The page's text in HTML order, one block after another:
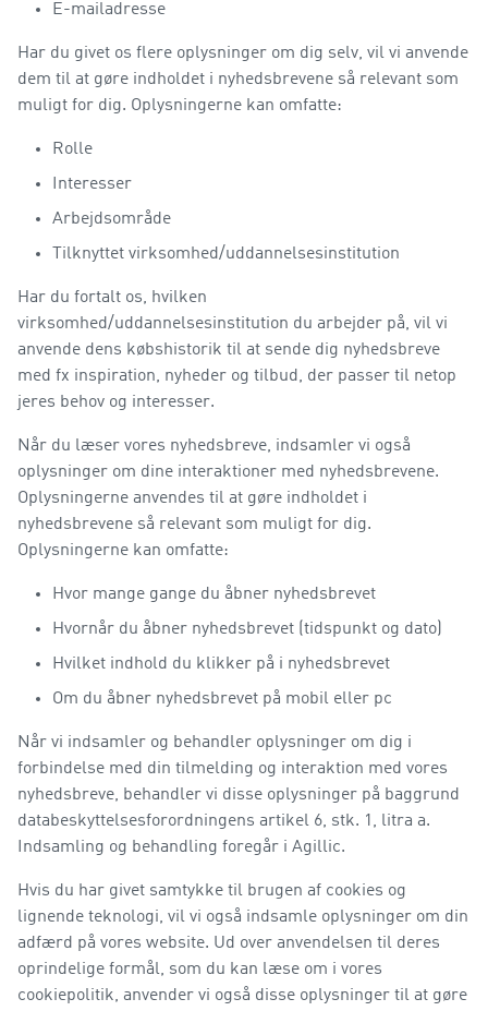
E-mailadresse
Har du givet os flere oplysninger om dig selv, vil vi anvende
dem til at gøre indholdet i nyhedsbrevene så relevant som
muligt for dig. Oplysningerne kan omfatte:
Rolle
Interesser
Arbejdsområde
Tilknyttet virksomhed/uddannelsesinstitution
Har du fortalt os, hvilken
virksomhed/uddannelsesinstitution du arbejder på, vil vi
anvende dens købshistorik til at sende dig nyhedsbreve
med fx inspiration, nyheder og tilbud, der passer til netop
jeres behov og interesser.
Når du læser vores nyhedsbreve, indsamler vi også
oplysninger om dine interaktioner med nyhedsbrevene.
Oplysningerne anvendes til at gøre indholdet i
nyhedsbrevene så relevant som muligt for dig.
Oplysningerne kan omfatte:
Hvor mange gange du åbner nyhedsbrevet
Hvornår du åbner nyhedsbrevet (tidspunkt og dato)
Hvilket indhold du klikker på i nyhedsbrevet
Om du åbner nyhedsbrevet på mobil eller pc
Når vi indsamler og behandler oplysninger om dig i
forbindelse med din tilmelding og interaktion med vores
nyhedsbreve, behandler vi disse oplysninger på baggrund
databeskyttelsesforordningens artikel 6, stk. 1, litra a.
Indsamling og behandling foregår i Agillic.
Hvis du har givet samtykke til brugen af cookies og
lignende teknologi, vil vi også indsamle oplysninger om din
adfærd på vores website. Ud over anvendelsen til deres
oprindelige formål, som du kan læse om i vores
cookiepolitik, anvender vi også disse oplysninger til at gøre